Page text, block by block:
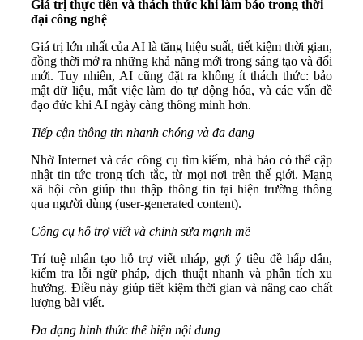
Giá trị thực tiễn và thách thức khi làm báo trong thời
đại công nghệ
Giá trị lớn nhất của AI là tăng hiệu suất, tiết kiệm thời gian,
đồng thời mở ra những khả năng mới trong sáng tạo và đổi
mới. Tuy nhiên, AI cũng đặt ra không ít thách thức: bảo
mật dữ liệu, mất việc làm do tự động hóa, và các vấn đề
đạo đức khi AI ngày càng thông minh hơn.
Tiếp cận thông tin nhanh chóng và đa dạng
Nhờ Internet và các công cụ tìm kiếm, nhà báo có thể cập
nhật tin tức trong tích tắc, từ mọi nơi trên thế giới. Mạng
xã hội còn giúp thu thập thông tin tại hiện trường thông
qua người dùng (user-generated content).
Công cụ hỗ trợ viết và chỉnh sửa mạnh mẽ
Trí tuệ nhân tạo hỗ trợ viết nháp, gợi ý tiêu đề hấp dẫn,
kiểm tra lỗi ngữ pháp, dịch thuật nhanh và phân tích xu
hướng. Điều này giúp tiết kiệm thời gian và nâng cao chất
lượng bài viết.
Đa dạng hình thức thể hiện nội dung